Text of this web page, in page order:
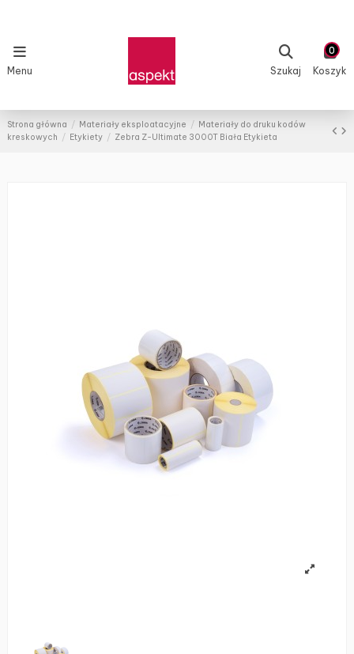
Menu Szukaj
0
Koszyk
Strona główna Materiały eksploatacyjne
Materiały do druku kodów
kreskowych
Etykiety Zebra Z-Ultimate 3000T Biała Etykieta